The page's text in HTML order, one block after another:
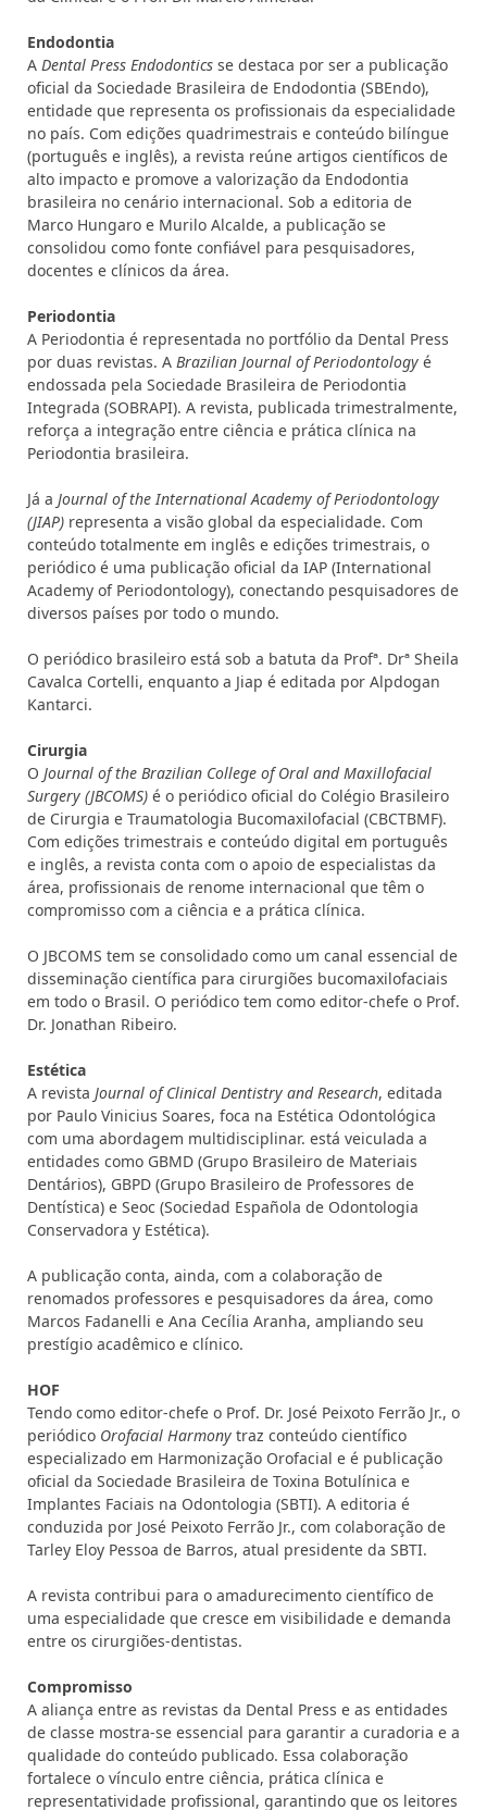
Endodontia
A Dental Press Endodontics se destaca por ser a publicação
oficial da Sociedade Brasileira de Endodontia (SBEndo),
entidade que representa os profissionais da especialidade
no país. Com edições quadrimestrais e conteúdo bilíngue
(português e inglês), a revista reúne artigos científicos de
alto impacto e promove a valorização da Endodontia
brasileira no cenário internacional. Sob a editoria de
Marco Hungaro e Murilo Alcalde, a publicação se
consolidou como fonte confiável para pesquisadores,
docentes e clínicos da área.
Periodontia
A Periodontia é representada no portfólio da Dental Press
por duas revistas. A Brazilian Journal of Periodontology é
endossada pela Sociedade Brasileira de Periodontia
Integrada (SOBRAPI). A revista, publicada trimestralmente,
reforça a integração entre ciência e prática clínica na
Periodontia brasileira.
Já a Journal of the International Academy of Periodontology
(JIAP) representa a visão global da especialidade. Com
conteúdo totalmente em inglês e edições trimestrais, o
periódico é uma publicação oficial da IAP (International
Academy of Periodontology), conectando pesquisadores de
diversos países por todo o mundo.
O periódico brasileiro está sob a batuta da Profª. Drª Sheila
Cavalca Cortelli, enquanto a Jiap é editada por Alpdogan
Kantarci.
Cirurgia
O Journal of the Brazilian College of Oral and Maxillofacial
Surgery (JBCOMS) é o periódico oficial do Colégio Brasileiro
de Cirurgia e Traumatologia Bucomaxilofacial (CBCTBMF).
Com edições trimestrais e conteúdo digital em português
e inglês, a revista conta com o apoio de especialistas da
área, profissionais de renome internacional que têm o
compromisso com a ciência e a prática clínica.
O JBCOMS tem se consolidado como um canal essencial de
disseminação científica para cirurgiões bucomaxilofaciais
em todo o Brasil. O periódico tem como editor-chefe o Prof.
Dr. Jonathan Ribeiro.
Estética
A revista Journal of Clinical Dentistry and Research, editada
por Paulo Vinicius Soares, foca na Estética Odontológica
com uma abordagem multidisciplinar. está veiculada a
entidades como GBMD (Grupo Brasileiro de Materiais
Dentários), GBPD (Grupo Brasileiro de Professores de
Dentística) e Seoc (Sociedad Española de Odontologia
Conservadora y Estética).
A publicação conta, ainda, com a colaboração de
renomados professores e pesquisadores da área, como
Marcos Fadanelli e Ana Cecília Aranha, ampliando seu
prestígio acadêmico e clínico.
HOF
Tendo como editor-chefe o Prof. Dr. José Peixoto Ferrão Jr., o
periódico Orofacial Harmony traz conteúdo científico
especializado em Harmonização Orofacial e é publicação
oficial da Sociedade Brasileira de Toxina Botulínica e
Implantes Faciais na Odontologia (SBTI). A editoria é
conduzida por José Peixoto Ferrão Jr., com colaboração de
Tarley Eloy Pessoa de Barros, atual presidente da SBTI.
A revista contribui para o amadurecimento científico de
uma especialidade que cresce em visibilidade e demanda
entre os cirurgiões-dentistas.
Compromisso
A aliança entre as revistas da Dental Press e as entidades
de classe mostra-se essencial para garantir a curadoria e a
qualidade do conteúdo publicado. Essa colaboração
fortalece o vínculo entre ciência, prática clínica e
representatividade profissional, garantindo que os leitores